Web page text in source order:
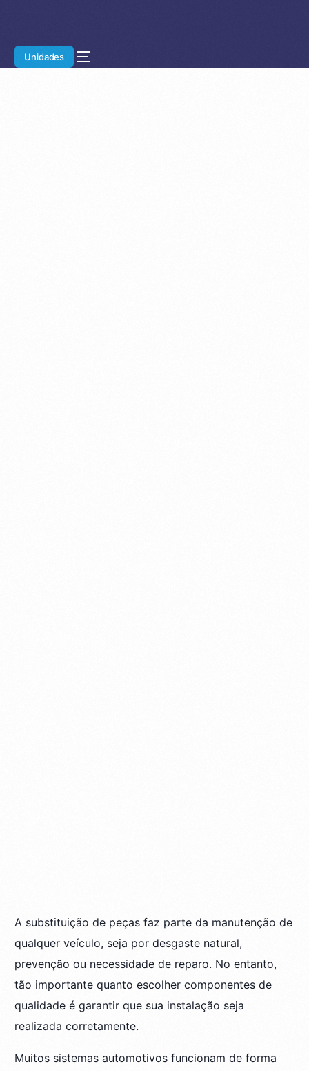
Unidades
A substituição de peças faz parte da manutenção de
qualquer veículo, seja por desgaste natural,
prevenção ou necessidade de reparo. No entanto,
tão importante quanto escolher componentes de
qualidade é garantir que sua instalação seja
realizada corretamente.
Muitos sistemas automotivos funcionam de forma